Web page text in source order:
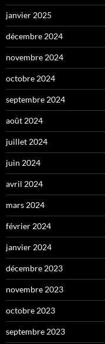
janvier 2025
décembre 2024
novembre 2024
octobre 2024
septembre 2024
août 2024
juillet 2024
juin 2024
avril 2024
mars 2024
février 2024
janvier 2024
décembre 2023
novembre 2023
octobre 2023
septembre 2023